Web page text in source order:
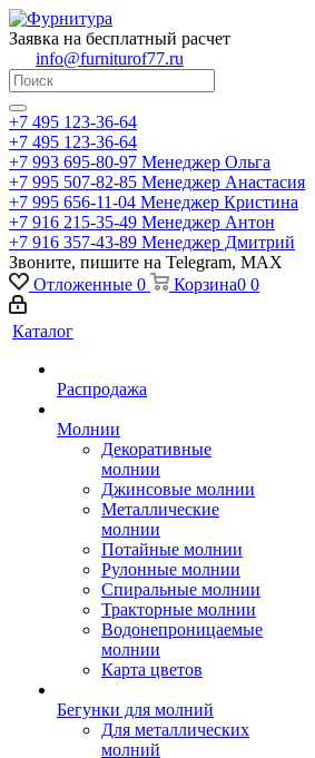
Заявка на бесплатный расчет
info@furniturof77.ru
+7 495 123-36-64
+7 495 123-36-64
+7 993 695-80-97 Менеджер Ольга
+7 995 507-82-85 Менеджер Анастасия
+7 995 656-11-04 Менеджер Кристина
+7 916 215-35-49 Менеджер Антон
+7 916 357-43-89 Менеджер Дмитрий
Звоните, пишите на Telegram, MAX
Отложенные 0 Корзина0 0
Каталог
Распродажа
Молнии
Декоративные
молнии
Джинсовые молнии
Металлические
молнии
Потайные молнии
Рулонные молнии
Спиральные молнии
Тракторные молнии
Водонепроницаемые
молнии
Карта цветов
Бегунки для молний
Для металлических
молний